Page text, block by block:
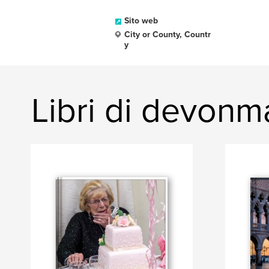
Sito web
City or County, Countr
y
Libri di